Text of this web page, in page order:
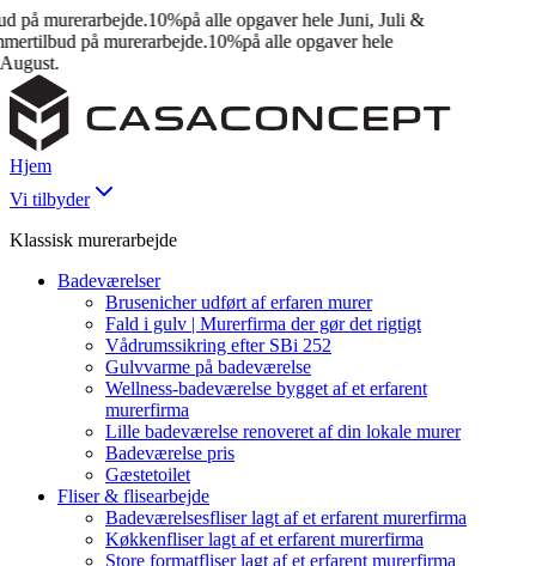
murerarbejde.10%på alle opgaver hele Juni, Juli &
på murerarbejde.10%på alle opgaver hele
Hjem
Vi tilbyder
Klassisk murerarbejde
Badeværelser
Brusenicher udført af erfaren murer
Fald i gulv | Murerfirma der gør det rigtigt
Vådrumssikring efter SBi 252
Gulvvarme på badeværelse
Wellness-badeværelse bygget af et erfarent
murerfirma
Lille badeværelse renoveret af din lokale murer
Badeværelse pris
Gæstetoilet
Fliser & flisearbejde
Badeværelsesfliser lagt af et erfarent murerfirma
Køkkenfliser lagt af et erfarent murerfirma
Store formatfliser lagt af et erfarent murerfirma